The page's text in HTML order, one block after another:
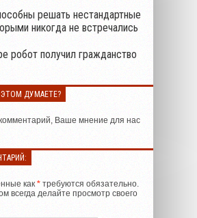
решать нестандартные
никогда не встречались
робот получил гражданство
ДУМАЕТЕ?
Ваше мнение для нас
как * требуются обязательно.
всегда делайте просмотр своего